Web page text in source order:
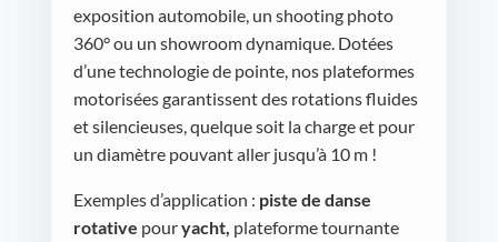
exposition automobile, un shooting photo
360° ou un showroom dynamique. Dotées
d’une technologie de pointe, nos plateformes
motorisées garantissent des rotations fluides
et silencieuses, quelque soit la charge et pour
un diamètre pouvant aller jusqu’à 10 m !
Exemples d’application : piste de danse
rotative pouryacht, plateforme tournante